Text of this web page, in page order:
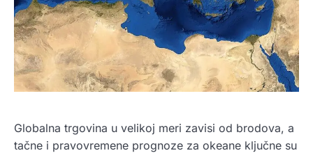
Globalna trgovina u velikoj meri zavisi od brodova, a
tačne i pravovremene prognoze za okeane ključne su